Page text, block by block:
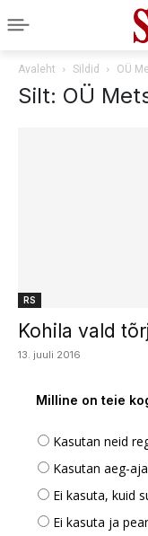
Avaleht Sildid OÜ
Silt: OÜ
RS
Kohila vald
13. juuli 2016
Milline on teie
Kasutan neid
Kasutan aeg-
Ei kasuta, kuid
Ei kasuta ja